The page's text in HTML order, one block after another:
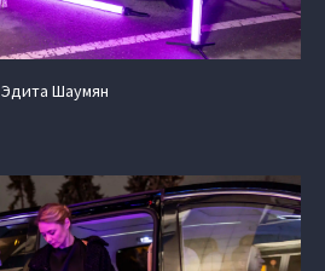
Эдита Шаумян